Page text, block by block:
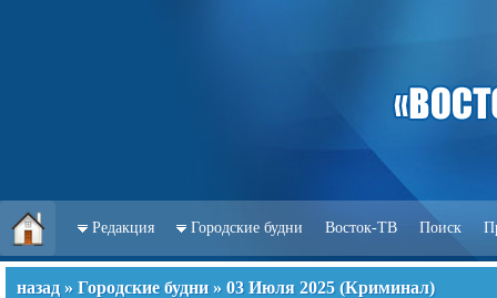
Редакция Городские будни Восток-ТВ Поиск
назад » Городские будни » 03 Июля 2025 (Криминал)